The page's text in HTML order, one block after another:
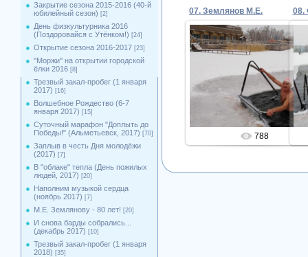
Закрытие сезона 2015-2016 (40-й
юбилейный сезон) [2]
День физкультурника 2016
(Поздоровайся с Утёнком!) [24]
Открытие сезона 2016-2017 [23]
''Моржи'' на открытии городской
ёлки 2016 [8]
Трезвый закал-пробег (1 января
2017) [16]
Волшебное Рождество (6-7
января 2017) [15]
Суточный марафон "Доплыть до
Победы!" (Альметьевск, 2017) [70]
Заплыв в честь Дня молодёжи
(2017) [7]
В "облаке" тепла (День пожилых
людей, 2017) [20]
Наполним музыкой сердца
(ноябрь 2017) [7]
М.Е. Землянову - 80 лет! [20]
И снова барды собрались...
(декабрь 2017) [10]
Трезвый закал-пробег (1 января
2018) [35]
07. Землянов М.Е.
28.11.2018
Admin
788